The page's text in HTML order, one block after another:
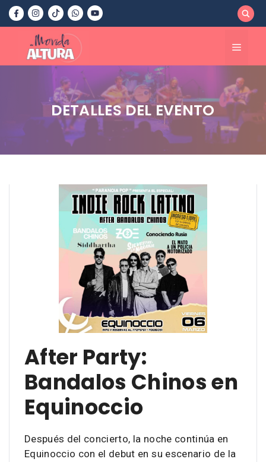
Saltar
contenido
Menú
DETALLES DEL EVENTO
After Party:
Bandalos Chinos en
Equinoccio
Después del concierto, la noche continúa en
Equinoccio con el debut en su escenario de la